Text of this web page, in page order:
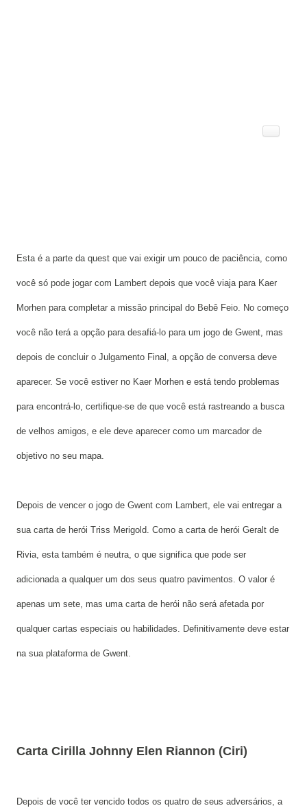
Esta é a parte da quest que vai exigir um pouco de paciência, como
você só pode jogar com Lambert depois que você viaja para Kaer
Morhen para completar a missão principal do Bebê Feio. No começo
você não terá a opção para desafiá-lo para um jogo de Gwent, mas
depois de concluir o Julgamento Final, a opção de conversa deve
aparecer. Se você estiver no Kaer Morhen e está tendo problemas
para encontrá-lo, certifique-se de que você está rastreando a busca
de velhos amigos, e ele deve aparecer como um marcador de
objetivo no seu mapa.
Depois de vencer o jogo de Gwent com Lambert, ele vai entregar a
sua carta de herói Triss Merigold. Como a carta de herói Geralt de
Rivia, esta também é neutra, o que significa que pode ser
adicionada a qualquer um dos seus quatro pavimentos. O valor é
apenas um sete, mas uma carta de herói não será afetada por
qualquer cartas especiais ou habilidades. Definitivamente deve estar
na sua plataforma de Gwent.
Carta Cirilla Johnny Elen Riannon (Ciri)
Depois de você ter vencido todos os quatro de seus adversários, a